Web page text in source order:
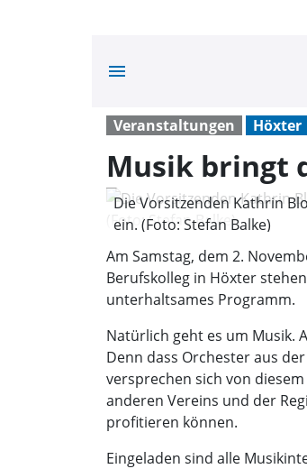
menu
Veranstaltungen Höxter
Musik bringt
Die Vorsitzenden Kathrin
ein. (Foto: Stefan Balke)
Am Samstag, dem 2.
Berufskolleg in Höxter
unterhaltsames Programm.
Natürlich geht es um Musik.
Denn dass Orchester aus
versprechen sich von
anderen Vereins und der
profitieren können.
Eingeladen sind alle